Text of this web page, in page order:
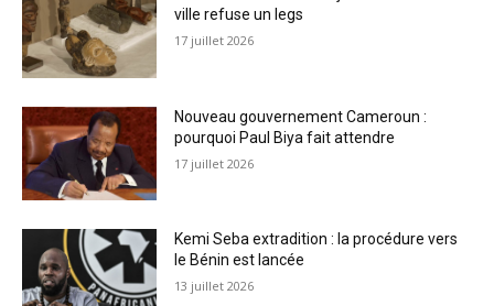
ville refuse un legs
17 juillet 2026
Nouveau gouvernement Cameroun :
pourquoi Paul Biya fait attendre
17 juillet 2026
Kemi Seba extradition : la procédure vers
le Bénin est lancée
13 juillet 2026